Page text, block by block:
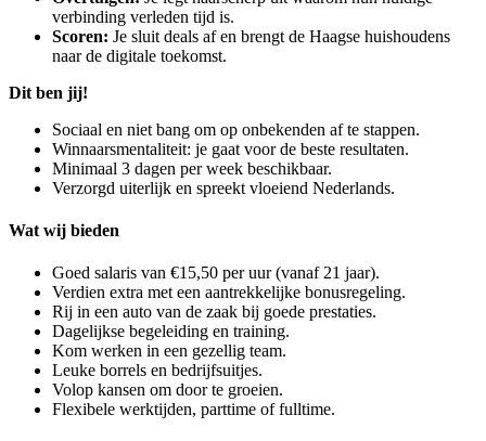
verbinding verleden tijd is.
Scoren: Je sluit deals af en brengt de Haagse huishoudens
naar de digitale toekomst.
Dit ben jij!
Sociaal en niet bang om op onbekenden af te stappen.
Winnaarsmentaliteit: je gaat voor de beste resultaten.
Minimaal 3 dagen per week beschikbaar.
Verzorgd uiterlijk en spreekt vloeiend Nederlands.
Wat wij bieden
Goed salaris van €15,50 per uur (vanaf 21 jaar).
Verdien extra met een aantrekkelijke bonusregeling.
Rij in een auto van de zaak bij goede prestaties.
Dagelijkse begeleiding en training.
Kom werken in een gezellig team.
Leuke borrels en bedrijfsuitjes.
Volop kansen om door te groeien.
Flexibele werktijden, parttime of fulltime.